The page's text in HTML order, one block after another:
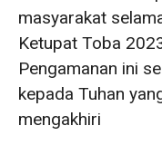
masyarakat
Ketupat Toba
Pengamanan ini
kepada Tuhan
mengakhiri